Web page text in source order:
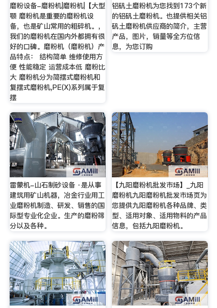
磨粉设备-磨粉机|磨粉机|【大型
颚 磨粉机是重要的磨粉机设
备，也是矿山常用的粗碎机。，
我们的磨粉机在国内外都拥有很
好的口碑。磨粉机（磨粉机）产
品特点： 结构简单 维修使用方
便 性能稳定 运营成本低 磨粉比
大 磨粉机分为简摆式磨粉机和
复摆式磨粉机,PE(X)系列属于复
摆
铝矾土磨粉机为您找到173个新
的铝矾土磨粉机。也提供相关铝
矾土磨粉机供应商的简介，主营
产品，图片，销量等全方位信
息，为您订购
雷蒙机-山石制砂设备 ·是从事
建筑用矿山机器，冶金行业用工
业磨粉机制造、研发、销售的国
际型专业化企业。生产的磨粉筛
分以及各种。
【九阳磨粉机批发市场】_九阳
磨粉机九阳磨粉机批发市场页为
您提供九阳磨粉机各种品牌、类
型、适用对象、适用物料的产品
信息，包括九阳磨粉机。